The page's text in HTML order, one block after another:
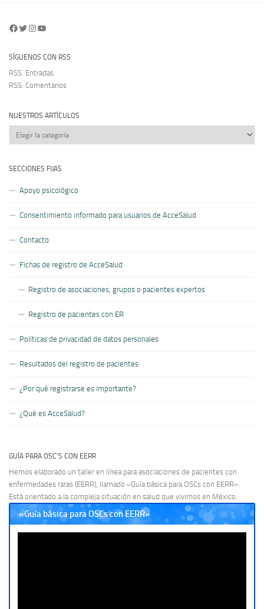
Facebook
Twitter
Instagram
YouTube
SÍGUENOS CON RSS
RSS: Entradas
RSS: Comentarios
NUESTROS ARTÍCULOS
Nuestros
artículos
SECCIONES FIJAS
Apoyo psicológico
Consentimiento informado para usuarios de AcceSalud
Contacto
Fichas de registro de AcceSalud
Registro de asociaciones, grupos o pacientes expertos
Registro de pacientes con ER
Políticas de privacidad de datos personales
Resultados del registro de pacientes
¿Por qué registrarse es importante?
¿Qué es AcceSalud?
GUÍA PARA OSC’S CON EERR
Hemos elaborado un taller en línea para asociaciones de pacientes con
enfermedades raras (EERR), llamado «Guía básica para OSCs con EERR».
Está orientado a la compleja situación en salud que vivimos en México.
«Guía básica para OSCs con EERR»